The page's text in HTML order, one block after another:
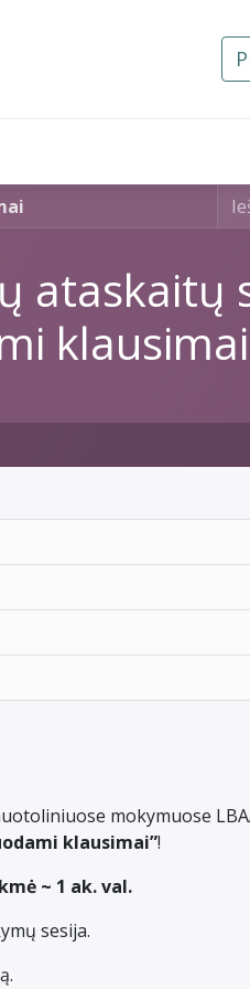
ataskaitų
klausimai
mokymuose
klausimai”!
~ 1 ak. val.
sesija.